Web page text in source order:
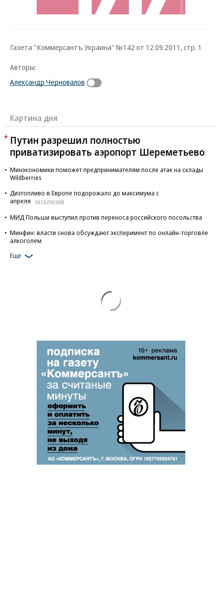
Газета "Коммерсантъ Украина" №142 от 12.09.2011, стр. 1
Авторы:
Александр Черновалов
Картина дня
Путин разрешил полностью
приватизировать аэропорт Шереметьево
Минэкономики поможет предпринимателям после атак на склады
Wildberries
Дизтопливо в Европе подорожало до максимума с
апреля
ЭКСКЛЮЗИВ
МИД Польши выступил против переноса российского посольства
Минфин: власти снова обсуждают эксперимент по онлайн-торговле
алкоголем
Еще